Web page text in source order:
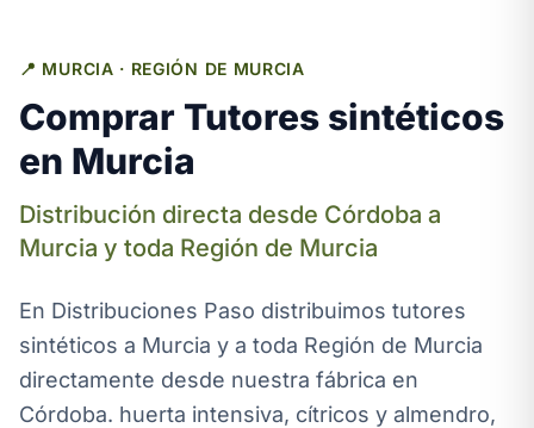
📍 MURCIA · REGIÓN DE MURCIA
Comprar Tutores sintéticos
en Murcia
Distribución directa desde Córdoba a
Murcia y toda Región de Murcia
En Distribuciones Paso distribuimos tutores
sintéticos a Murcia y a toda Región de Murcia
directamente desde nuestra fábrica en
Córdoba. huerta intensiva, cítricos y almendro,